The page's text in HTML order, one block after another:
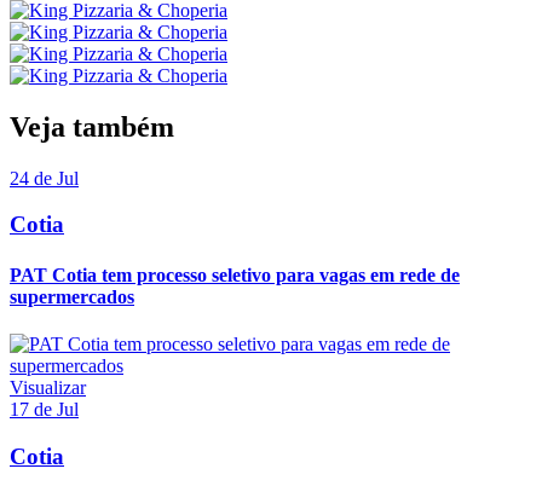
Veja também
24 de Jul
Cotia
PAT Cotia tem processo seletivo para vagas em rede de
supermercados
Visualizar
17 de Jul
Cotia